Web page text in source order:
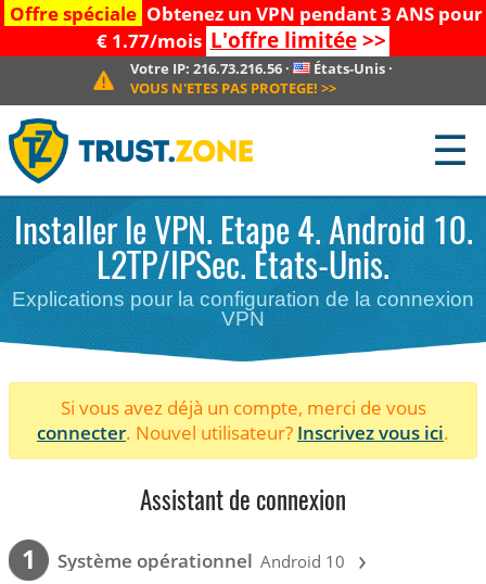
Offre spéciale Obtenez un VPN pendant 3 ANS pour
€ 1.77/mois L'offre limitée>>
Votre IP:216.73.216.56 · États-Unis·
VOUS N'ETES PAS PROTEGE! >>
☰
Installer le VPN. Etape 4. Android 10.
L2TP/IPSec. États-Unis.
Explications pour la configuration de la connexion
VPN
Si vous avez déjà un compte, merci de vous
connecter. Nouvel utilisateur? Inscrivez vous ici.
Assistant de connexion
1 Système opérationnel Android 10 ›